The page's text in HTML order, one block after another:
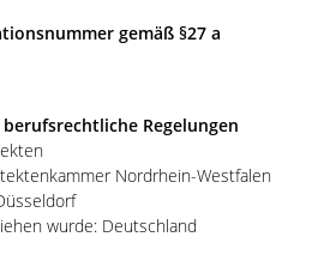
gemäß §27 a
Regelungen
Nordrhein-Westfalen
wurde: Deutschland